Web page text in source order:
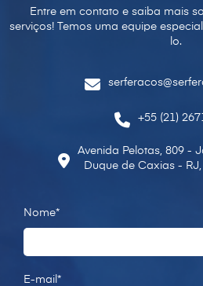
Entre em contato e saiba mais
serviços! Temos uma equipe
lo.
+55 (21)
Avenida Pelotas, 809 -
Duque de Caxias -
Nome*
E-mail*